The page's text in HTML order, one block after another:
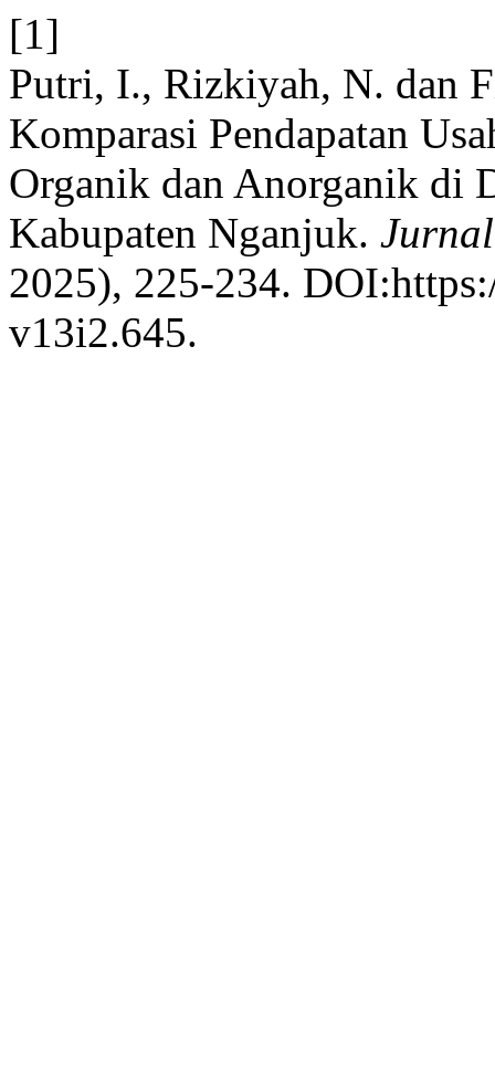
[1]
Putri, I., Rizkiyah, N. dan
Komparasi Pendapatan
Organik dan Anorganik di
Kabupaten Nganjuk.
2025), 225-234.
v13i2.645.